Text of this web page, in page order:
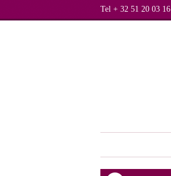
Tel + 32 51 20 03 16